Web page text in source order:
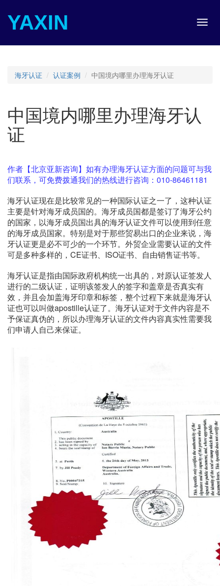
YAXIN
海牙认证 认证案例 中国境内哪里办理海牙认证
中国境内哪里办理海牙认
证
作者【北京亚新咨询】如有办理海牙认证方面的问题可与我
们联系，可免费拨通我们的热线进行咨询：010-86461181
海牙认证现在是比较常见的一种国际认证之一了，这种认证
主要是针对海牙成员国的。海牙成员国都是签订了海牙公约
的国家，以海牙成员国出具的海牙认证文件可以使用到任意
的海牙成员国家。特别是对于那些贸易出口的企业来说，海
牙认证更是必不可少的一个环节。外贸企业需要认证的文件
可是多种多样的，CE证书、ISO证书、自由销售证书等。
海牙认证是指由国际政府机构统一出具的，对原认证签发人
进行的二级认证，证明该签发人的签字和盖章是否真实有
效，并且会加盖海牙印章和标签，整个过程下来就是海牙认
证也可以叫做apostille认证了。海牙认证对于文件内容是不
予保证真伪的，所以办理海牙认证的文件内容真实性需要我
们申请人自己来保证。